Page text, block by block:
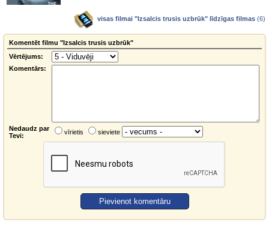
visas filmai "Izsalcis trusis uzbrūk" līdzīgas filmas (6)
Komentēt filmu "Izsalcis trusis uzbrūk"
Vērtējums:
Komentārs:
Nedaudz par
Tevi:
vīrietis sieviete